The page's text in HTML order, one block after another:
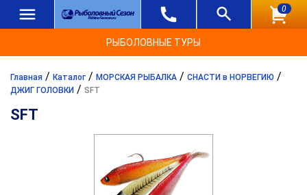
0
РЫБОЛОВНЫЕ ТУРЫ
Главная / Каталог / МОРСКАЯ РЫБАЛКА / СНАСТИ в НОРВЕГИЮ /
ДЖИГ ГОЛОВКИ / SFT
SFT